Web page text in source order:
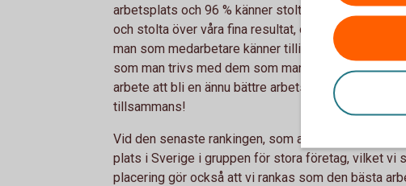
arbetsplats och 96 % känner stolthet över hur vi
och stolta över våra fina resultat, och över att vi på
man som medarbetare känner tillit för banken och
som man trivs med dem som man arbetar
arbete att bli en ännu bättre arbetsplats och det är
tillsammans!
Vid den senaste rankingen, som avgjordes i april
plats i Sverige i gruppen för stora företag, vilket vi
placering gör också att vi rankas som den bästa